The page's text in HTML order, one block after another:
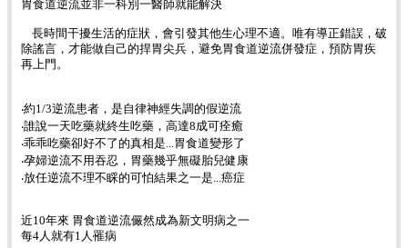
胃食道逆流並非一科別一醫師就能解決
長時間干擾生活的症狀，會引發其他生心理不適。唯有導正錯誤，破
除謠言，才能做自己的捍胃尖兵，避免胃食道逆流併發症，預防胃疾
再上門。
‧約1/3逆流患者，是自律神經失調的假逆流
‧誰說一天吃藥就終生吃藥，高達8成可痊癒
‧乖乖吃藥卻好不了的真相是...胃食道變形了
‧孕婦逆流不用吞忍，胃藥幾乎無礙胎兒健康
‧放任逆流不理不睬的可怕結果之一是...癌症
近10年來 胃食道逆流儼然成為新文明病之一
每4人就有1人罹病